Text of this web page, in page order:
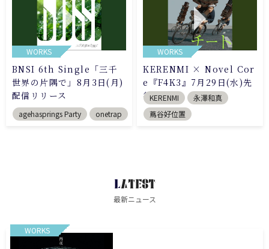
WORKS
BNSI 6th Single「三千
世界の片隅で」8月3日(月)
配信リリース
agehasprings Party onetrap
WORKS
KERENMI × Novel Cor
e『F4K3』7月29日(水)先
行配信
KERENMI
永澤和真
蔦谷好位置
LATEST
最新ニュース
WORKS